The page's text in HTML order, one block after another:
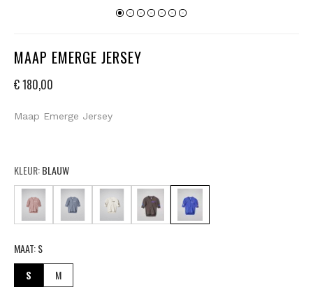
MAAP EMERGE JERSEY
€ 180,00
Maap Emerge Jersey
KLEUR:BLAUW
MAAT:S
S
M